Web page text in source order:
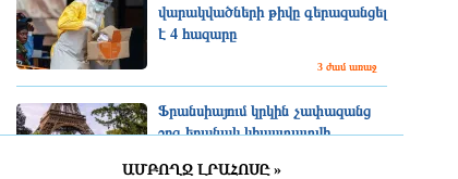
վարակվածների թիվը գերազանցել
է 4 հազարը
3 ժամ առաջ
Ֆրանսիայում կրկին չափազանց
շոգ եղանակ կհաստատվի
ԱՄԲՈՂՋ ԼՐԱՀՈՍԸ »